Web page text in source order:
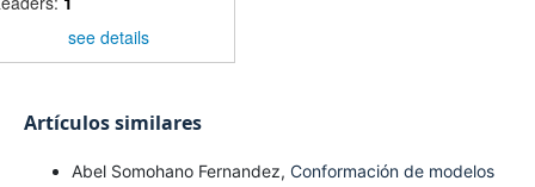
see details
Artículos similares
Abel Somohano Fernandez, Conformación de modelos